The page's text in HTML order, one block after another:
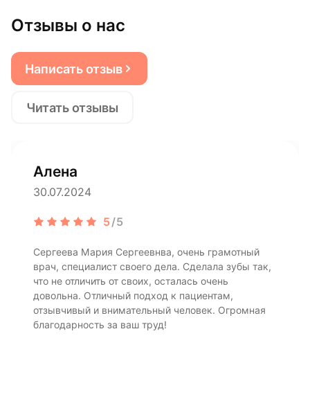
Отзывы о нас
Написать отзыв
Читать отзывы
Алена
30.07.2024
5/5
Сергеева Мария Сергеевнва, очень грамотный
врач, специалист своего дела. Сделала зубы так,
что не отличить от своих, осталась очень
довольна. Отличный подход к пациентам,
отзывчивый и внимательный человек. Огромная
благодарность за ваш труд!